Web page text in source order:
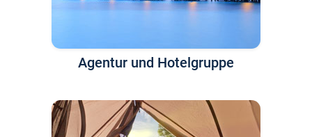
Agentur und Hotelgruppe